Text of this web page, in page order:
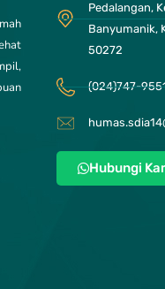
Pedalangan,
Banyumanik,
50272
(024)747-
Hubungi